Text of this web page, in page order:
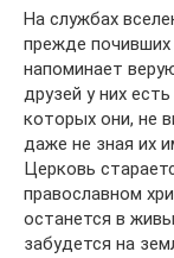
На службах
прежде почивших
напоминает
друзей у них
которых они, не
даже не зная их
Церковь
православном
останется в
забудется на